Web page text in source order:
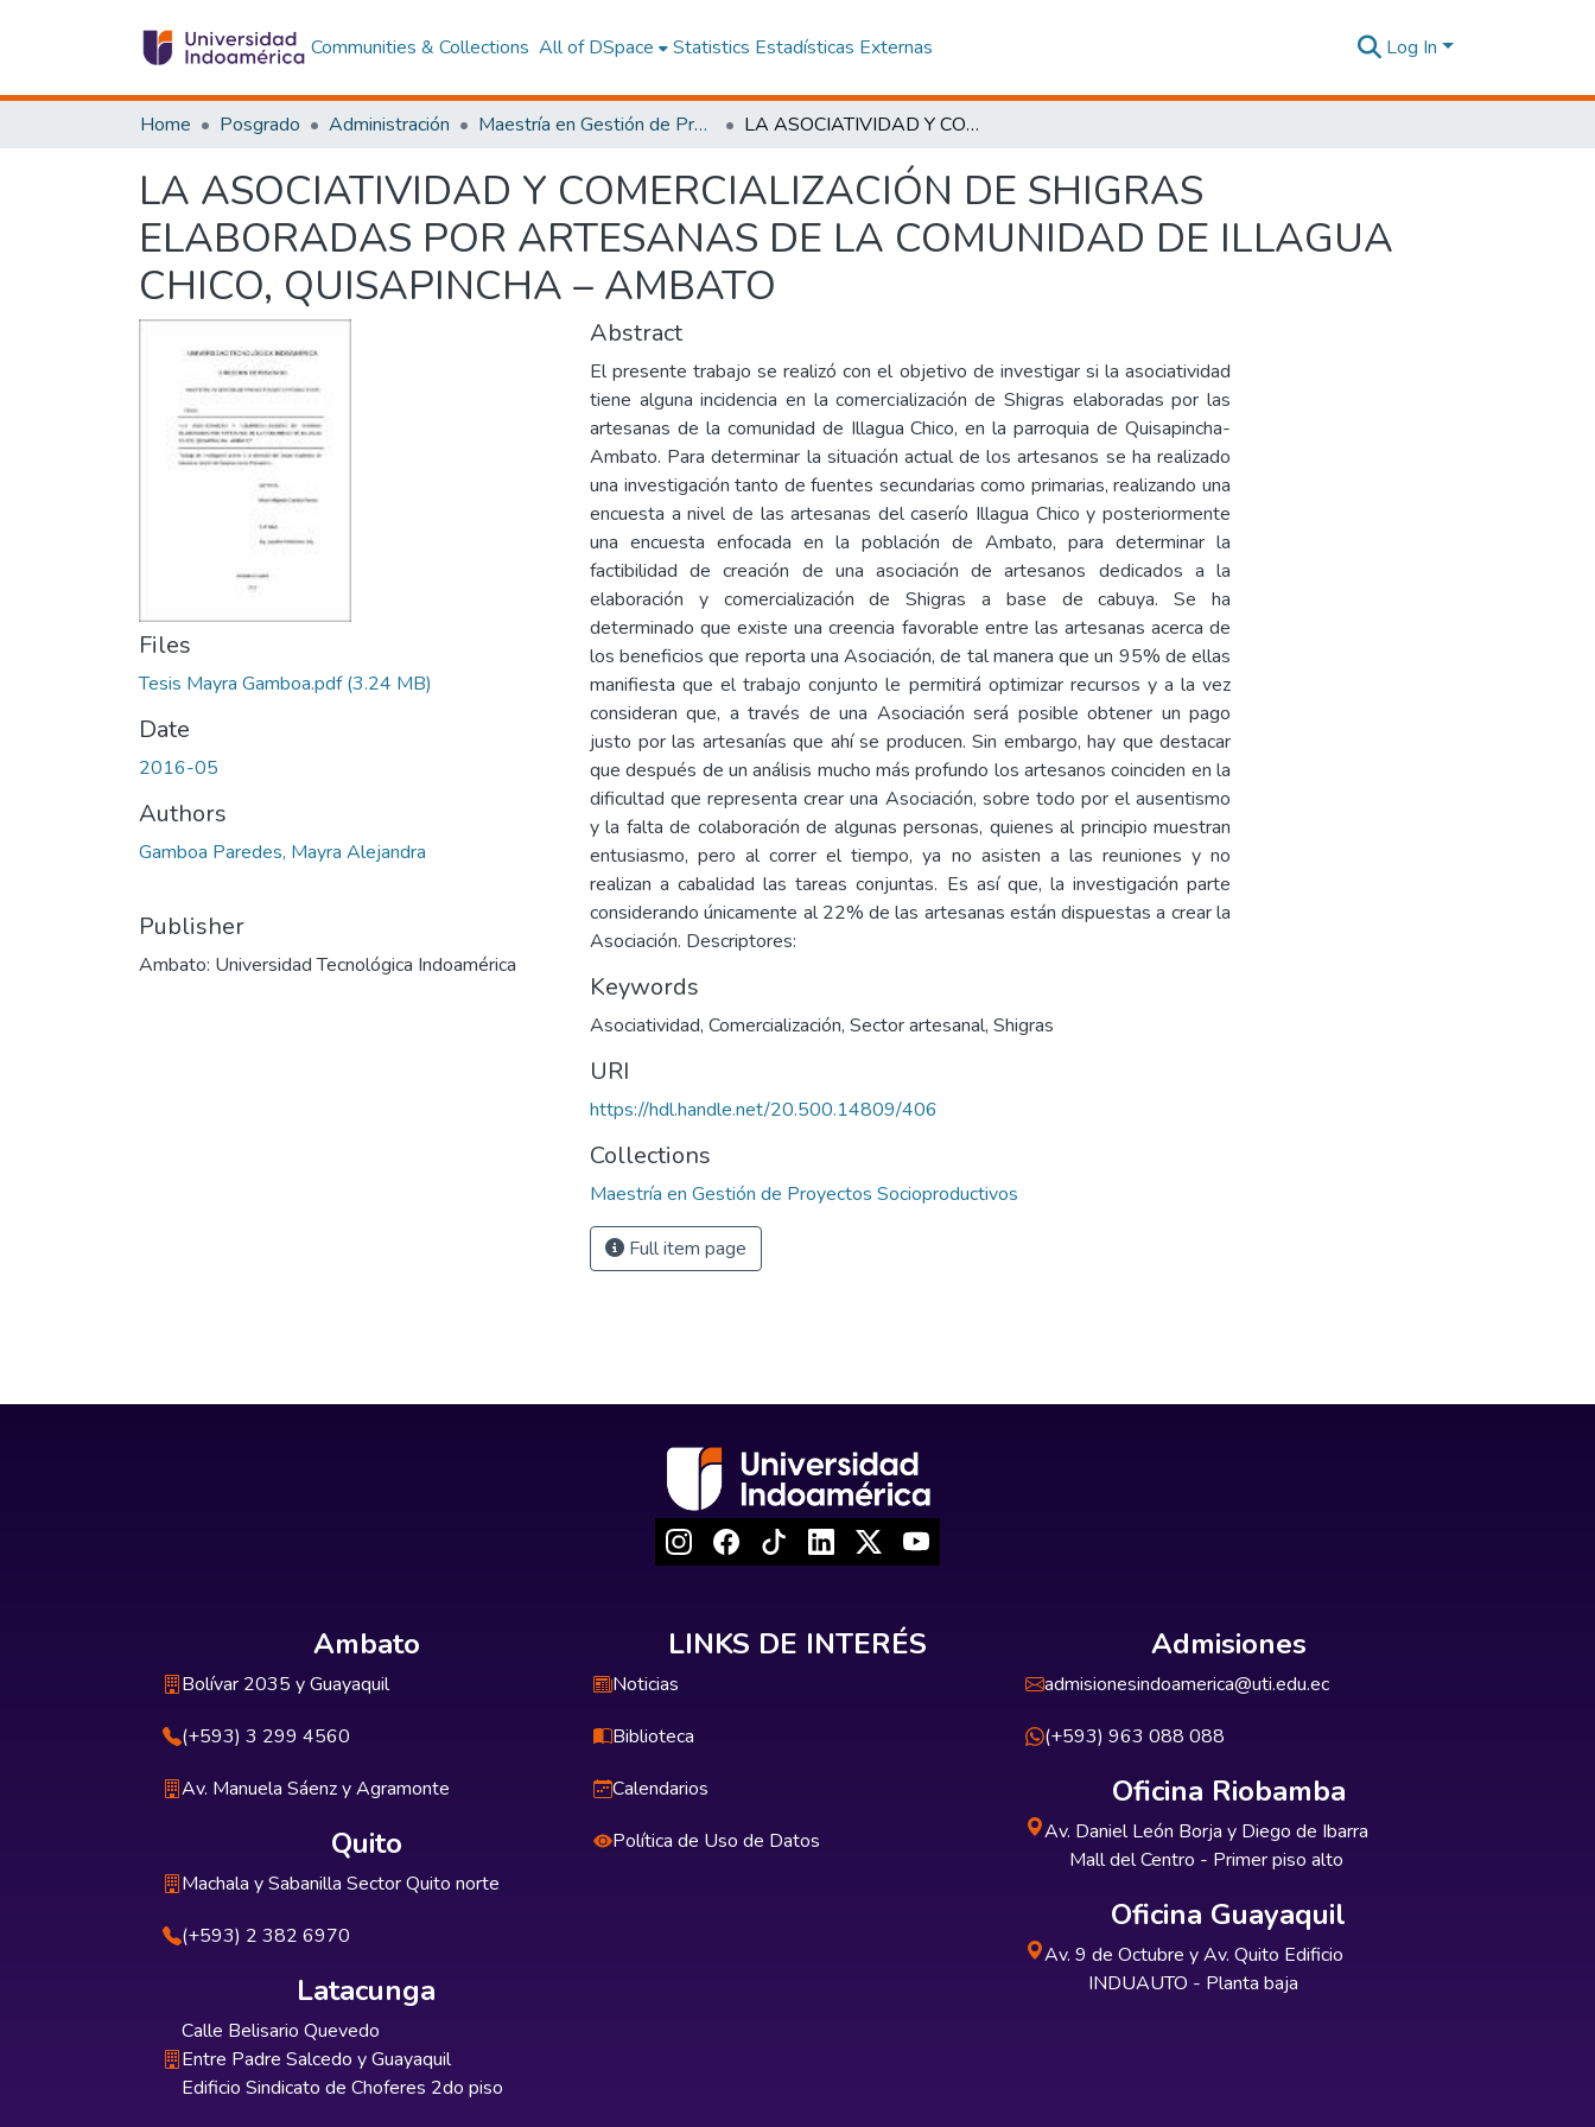
Communities & Collections All of DSpace Statistics Estadísticas Externas Log In
Home Posgrado Administración Maestría en Gestión de Proyectos Socioproductivos LA ASOCIATIVIDAD Y COMERCIALIZACIÓN DE SHIGRAS ELABORADAS POR ARTESANAS DE LA COMUNIDAD DE ILLAGUA CHICO, QUISAPINCHA – AMBATO
LA ASOCIATIVIDAD Y COMERCIALIZACIÓN DE SHIGRAS
ELABORADAS POR ARTESANAS DE LA COMUNIDAD DE ILLAGUA
CHICO, QUISAPINCHA – AMBATO
Files
Tesis Mayra Gamboa.pdf(3.24 MB)
Date
2016-05
Authors
Gamboa Paredes, Mayra Alejandra
Publisher
Ambato: Universidad Tecnológica Indoamérica
Abstract
El presente trabajo se realizó con el objetivo de investigar si la asociatividad
tiene alguna incidencia en la comercialización de Shigras elaboradas por las
artesanas de la comunidad de Illagua Chico, en la parroquia de Quisapincha-
Ambato. Para determinar la situación actual de los artesanos se ha realizado
una investigación tanto de fuentes secundarias como primarias, realizando una
encuesta a nivel de las artesanas del caserío Illagua Chico y posteriormente
una encuesta enfocada en la población de Ambato, para determinar la
factibilidad de creación de una asociación de artesanos dedicados a la
elaboración y comercialización de Shigras a base de cabuya. Se ha
determinado que existe una creencia favorable entre las artesanas acerca de
los beneficios que reporta una Asociación, de tal manera que un 95% de ellas
manifiesta que el trabajo conjunto le permitirá optimizar recursos y a la vez
consideran que, a través de una Asociación será posible obtener un pago
justo por las artesanías que ahí se producen. Sin embargo, hay que destacar
que después de un análisis mucho más profundo los artesanos coinciden en la
dificultad que representa crear una Asociación, sobre todo por el ausentismo
y la falta de colaboración de algunas personas, quienes al principio muestran
entusiasmo, pero al correr el tiempo, ya no asisten a las reuniones y no
realizan a cabalidad las tareas conjuntas. Es así que, la investigación parte
considerando únicamente al 22% de las artesanas están dispuestas a crear la
Asociación. Descriptores:
Keywords
Asociatividad, Comercialización, Sector artesanal, Shigras
URI
https://hdl.handle.net/20.500.14809/406
Collections
Maestría en Gestión de Proyectos Socioproductivos
Full item page
Ambato
Bolívar 2035 y Guayaquil
(+593) 3 299 4560
Av. Manuela Sáenz y Agramonte
Quito
Machala y Sabanilla Sector Quito norte
(+593) 2 382 6970
Latacunga
Calle Belisario Quevedo
Entre Padre Salcedo y Guayaquil
Edificio Sindicato de Choferes 2do piso
LINKS DE INTERÉS
Noticias
Biblioteca
Calendarios
Política de Uso de Datos
Admisiones
admisionesindoamerica@uti.edu.ec
(+593) 963 088 088
Oficina Riobamba
Av. Daniel León Borja y Diego de Ibarra
Mall del Centro - Primer piso alto
Oficina Guayaquil
Av. 9 de Octubre y Av. Quito Edificio
INDUAUTO - Planta baja